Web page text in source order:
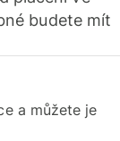
budete mít
a můžete je